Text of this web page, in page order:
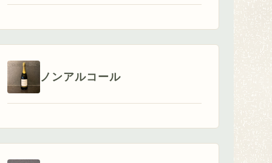
ノンアルコール